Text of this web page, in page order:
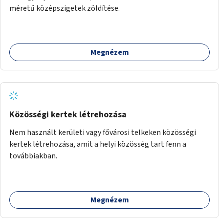
méretű középszigetek zöldítése.
Megnézem
Közösségi kertek létrehozása
Nem használt kerületi vagy fővárosi telkeken közösségi
kertek létrehozása, amit a helyi közösség tart fenn a
továbbiakban.
Megnézem